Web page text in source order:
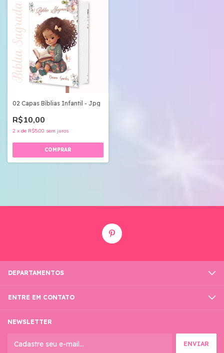
02 Capas Bíblias Infantil - Jpg
R$10,00
2 x de R$5,00 sem juros
DEPARTAMENTOS
ENTRE EM CONTATO
NEWSLETTER